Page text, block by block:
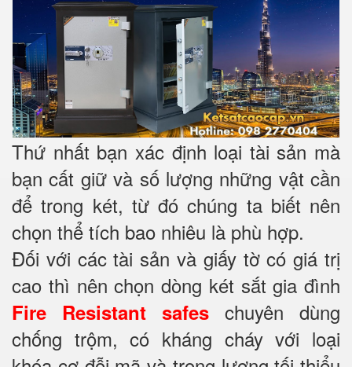
Thứ nhất bạn xác định loại tài sản mà
bạn cất giữ và số lượng những vật cần
để trong két, từ đó chúng ta biết nên
chọn thể tích bao nhiêu là phù hợp.
Đối với các tài sản và giấy tờ có giá trị
cao thì nên chọn dòng két sắt gia đình
Fire Resistant safes chuyên dùng
chống trộm, có kháng cháy với loại